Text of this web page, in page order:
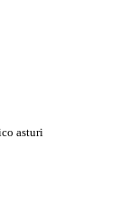
asturi